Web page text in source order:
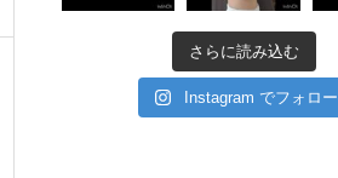
さらに読み込む
Instagram でフォロー